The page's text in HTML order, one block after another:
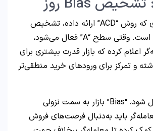
مهم‌ترین نتیجه‌ای که روش “ACD” ارائه داده، تشخیص
“Bias” روزانه بازار است. وقتی سطح “A” فعال می‌شود،
اعلام کرده که بازار قدرت بیشتری برای
و تمرکز برای ورودهای خرید منطقی‌تر
اگر سطح “C” فعال شود، “Bias” بازار به سمت نزولی
باید به‌دنبال فرصت‌های فروش